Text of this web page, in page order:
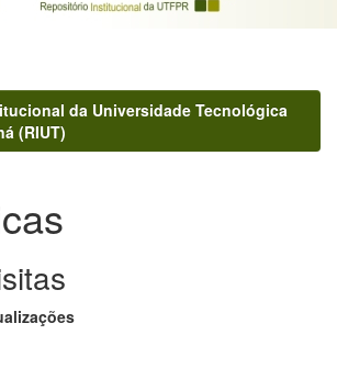
da Universidade Tecnológica
(RIUT)